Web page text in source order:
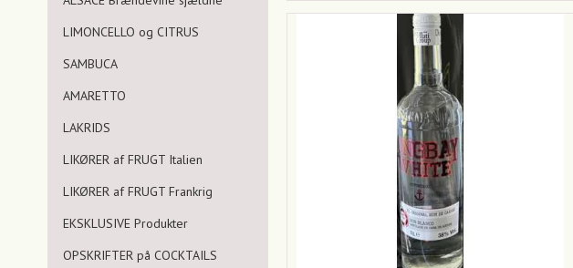
LIMONCELLO og CITRUS
SAMBUCA
AMARETTO
LAKRIDS
LIKØRER af FRUGT Italien
LIKØRER af FRUGT Frankrig
EKSKLUSIVE Produkter
OPSKRIFTER på COCKTAILS